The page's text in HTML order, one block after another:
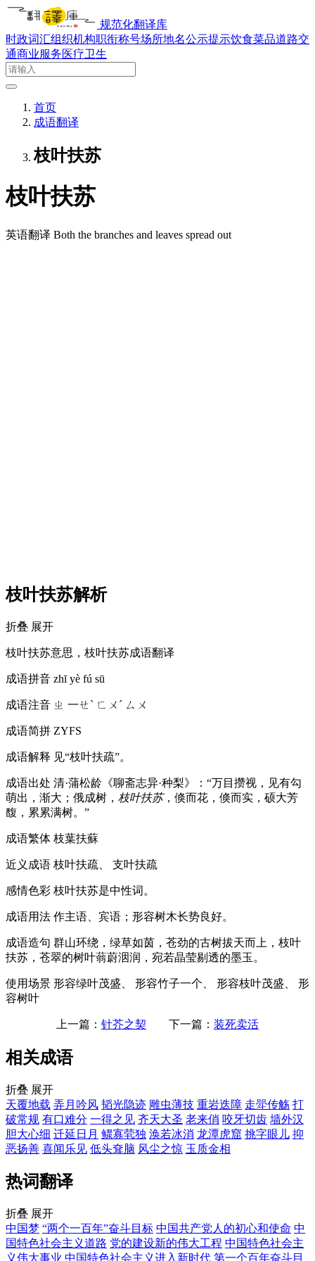
规范化翻译库
时政词汇组织机构职衔称号场所地名公示提示饮食菜品道路交
通商业服务医疗卫生
首页
成语翻译
枝叶扶苏
枝叶扶苏
英语翻译 Both the branches and leaves spread out
枝叶扶苏解析
折叠 展开
枝叶扶苏意思，枝叶扶苏成语翻译
成语拼音 zhī yè fú sū
成语注音 ㄓ 一ㄝˋ ㄈㄨˊ ㄙㄨ
成语简拼 ZYFS
成语解释 见“枝叶扶疏”。
成语出处 清·蒲松龄《聊斋志异·种梨》：“万目攒视，见有勾
萌出，渐大；俄成树， 枝叶扶苏，倏而花，倏而实，硕大芳
馥，累累满树。”
成语繁体 枝葉扶蘇
近义成语 枝叶扶疏、 支叶扶疏
感情色彩 枝叶扶苏是中性词。
成语用法 作主语、宾语；形容树木长势良好。
成语造句 群山环绕，绿草如茵，苍劲的古树拔天而上，枝叶
扶苏，苍翠的树叶蓊蔚洇润，宛若晶莹剔透的墨玉。
使用场景 形容绿叶茂盛、 形容竹子一个、 形容枝叶茂盛、 形
容树叶
上一篇： 针芥之契 下一篇： 装死卖活
相关成语
折叠 展开
天覆地载 弄月吟风 韬光隐迹 雕虫薄技 重岩迭障 走斝传觞 打
破常规 有口难分 一得之见 齐天大圣 老来俏 咬牙切齿 墙外汉
胆大心细 迁延日月 鳏寡茕独 涣若冰消 龙潭虎窟 挑字眼儿 抑
恶扬善 喜闻乐见 低头耷脑 风尘之惊 玉质金相
热词翻译
折叠 展开
中国梦 “两个一百年”奋斗目标 中国共产党人的初心和使命 中
国特色社会主义道路 党的建设新的伟大工程 中国特色社会主
义伟大事业 中国特色社会主义进入新时代 第一个百年奋斗目